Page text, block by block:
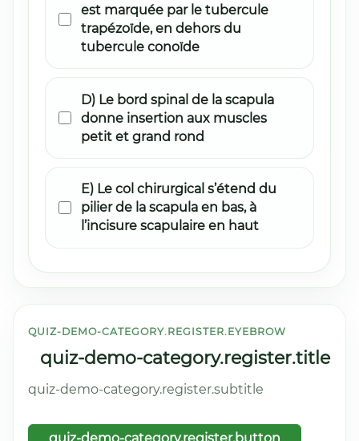
est marquée par le tubercule
trapézoïde, en dehors du
tubercule conoïde
D) Le bord spinal de la scapula
donne insertion aux muscles
petit et grand rond
E) Le col chirurgical s’étend du
pilier de la scapula en bas, à
l’incisure scapulaire en haut
QUIZ-DEMO-CATEGORY.REGISTER.EYEBROW
quiz-demo-category.register.title
quiz-demo-category.register.subtitle